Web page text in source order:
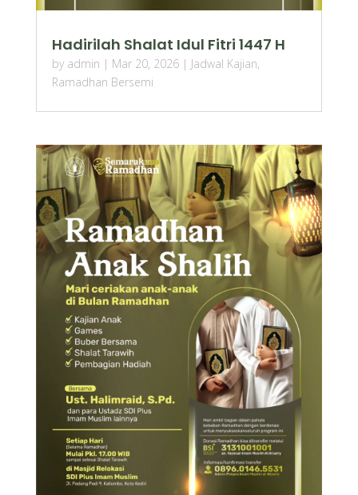
Hadirilah Shalat Idul Fitri 1447 H
by admin | Mar 20, 2026| Jadwal Kajian,
Ramadhan Bersemi